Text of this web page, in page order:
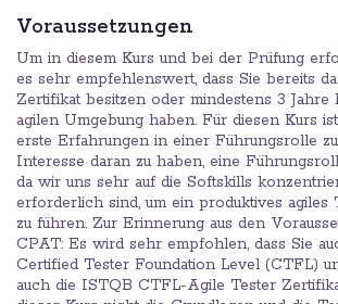
Voraussetzungen
Um in diesem Kurs und bei der Prüfung
es sehr empfehlenswert, dass Sie bereits
Zertifikat besitzen oder mindestens 3
agilen Umgebung haben. Für diesen Kurs
erste Erfahrungen in einer Führungsrolle
Interesse daran zu haben, eine
da wir uns sehr auf die Softskills
erforderlich sind, um ein produktives agiles
zu führen. Zur Erinnerung aus den
CPAT: Es wird sehr empfohlen, dass Sie
Certified Tester Foundation Level (CTFL)
auch die ISTQB CTFL-Agile Tester